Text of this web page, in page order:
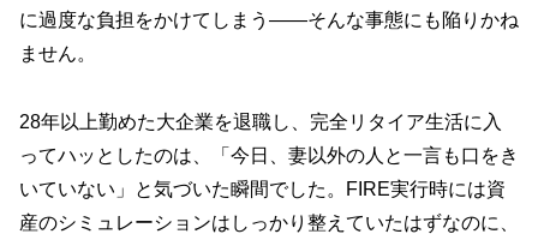
に過度な負担をかけてしまう——そんな事態にも陥りかね
ません。
28年以上勤めた大企業を退職し、完全リタイア生活に入
ってハッとしたのは、「今日、妻以外の人と一言も口をき
いていない」と気づいた瞬間でした。FIRE実行時には資
産のシミュレーションはしっかり整えていたはずなのに、